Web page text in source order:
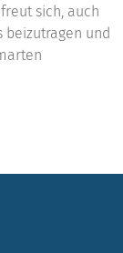
sich, auch
beizutragen und